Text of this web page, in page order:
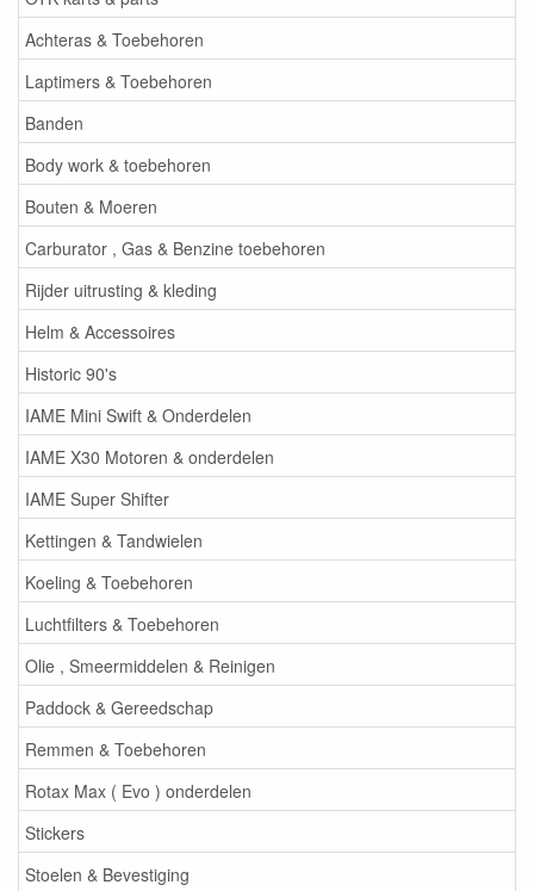
Achteras & Toebehoren
Laptimers & Toebehoren
Banden
Body work & toebehoren
Bouten & Moeren
Carburator , Gas & Benzine toebehoren
Rijder uitrusting & kleding
Helm & Accessoires
Historic 90's
IAME Mini Swift & Onderdelen
IAME X30 Motoren & onderdelen
IAME Super Shifter
Kettingen & Tandwielen
Koeling & Toebehoren
Luchtfilters & Toebehoren
Olie , Smeermiddelen & Reinigen
Paddock & Gereedschap
Remmen & Toebehoren
Rotax Max ( Evo ) onderdelen
Stickers
Stoelen & Bevestiging